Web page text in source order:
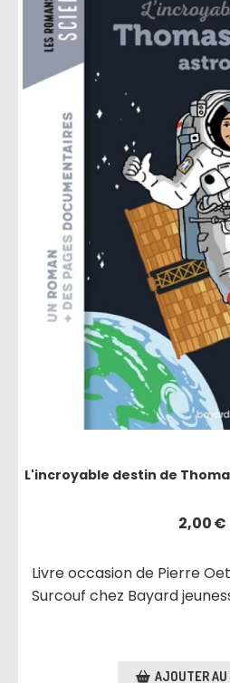
L'incroyable destin de
2,00€
Livre occasion de Pierre
Surcouf chez Bayard
AJOUTER AU